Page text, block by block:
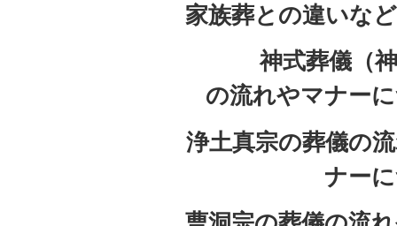
家族葬との違いな
神式葬儀（
の流れやマナー
浄土真宗の葬儀の
ナー